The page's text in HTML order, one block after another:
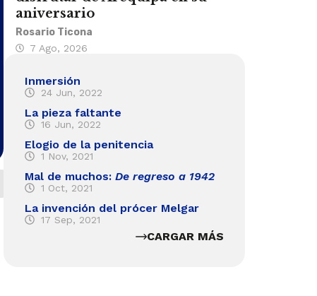
aniversario
Rosario Ticona
7 Ago, 2026
Inmersión
24 Jun, 2022
La pieza faltante
16 Jun, 2022
Elogio de la penitencia
1 Nov, 2021
Mal de muchos: De regreso a 1942
1 Oct, 2021
La invención del prócer Melgar
17 Sep, 2021
CARGAR MÁS